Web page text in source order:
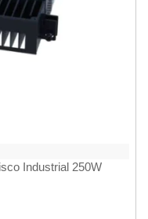
Industrial 250W